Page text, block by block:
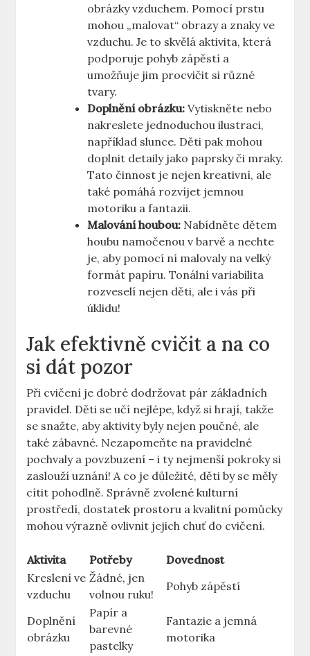
obrázky vzduchem. ​Pomocí​ prstu
mohou „malovat“ obrazy a znaky ve
vzduchu.‌ Je to skvělá aktivita, která
⁤podporuje pohyb zápěstí a
umožňuje ‌jim procvičit⁤ si různé
tvary.
Doplnění obrázku: Vytiskněte‍ nebo
nakreslete jednoduchou ilustraci,
například slunce. Děti pak mohou
doplnit ‌detaily jako paprsky či mraky.
Tato činnost je ⁢nejen ⁣kreativní, ale
také pomáhá rozvíjet‌ jemnou⁣
motoriku a fantazii.
Malování houbou: ‌Nabídněte dětem
houbu ‌namočenou v barvě‌ a nechte
je, ‍aby pomocí ní malovaly na velký
formát papíru. Tonální variabilita
rozveselí nejen děti, ⁢ale i vás při
⁢úklidu!
Jak​ efektivně cvičit a na co
si dát pozor
Při‌ cvičení ⁣je dobré⁣ dodržovat pár základních
pravidel. ⁢Děti se učí nejlépe, ​když si⁤ hrají, takže
se snažte, aby‌ aktivity ​byly nejen poučné, ⁣ale
také zábavné. Nezapomeňte na pravidelné
pochvaly ⁤a povzbuzení⁣ – i ty nejmenší pokroky si​
zaslouží​ uznání! ⁤A‌ co‌ je důležité, děti by se⁣ měly
cítit ​pohodlně.⁣ Správně zvolené ⁤kulturní
prostředí, dostatek prostoru a kvalitní pomůcky
mohou výrazně ovlivnit jejich chuť do cvičení.
Aktivita Potřeby
Dovednost
Kreslení ve
vzduchu
Žádné, jen‍
volnou ruku!
Pohyb ⁣zápěstí
Doplnění
obrázku
Papír a
barevné
pastelky
Fantazie a jemná
motorika